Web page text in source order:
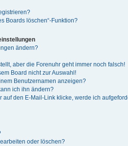
Boards löschen“-Funktion?
ändern?
aber die Forenuhr geht immer noch falsch!
Board nicht zur Auswahl!
Benutzernamen anzeigen?
ich ihn ändern?
auf den E-Mail-Link klicke, werde ich
oder löschen?